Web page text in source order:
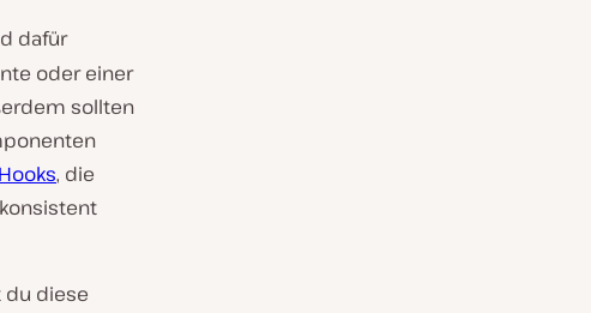
dafür
oder einer
sollten
, die
du diese